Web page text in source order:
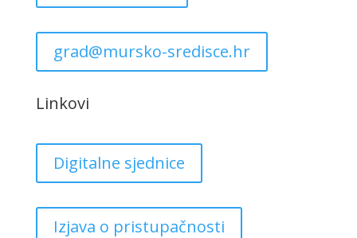
grad@mursko-sredisce.hr
Linkovi
Digitalne sjednice
Izjava o pristupačnosti